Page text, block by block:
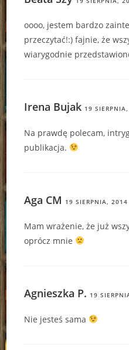
oooo, jestem bardzo
przeczytać!:) fajnie, że
wiarygodnie
Irena Bujak 19
Na prawdę polecam,
publikacja.
Aga CM 19 SIERPNIA, 2014
Mam wrażenie, że już
oprócz mnie
Agnieszka P. 19
Nie jesteś sama